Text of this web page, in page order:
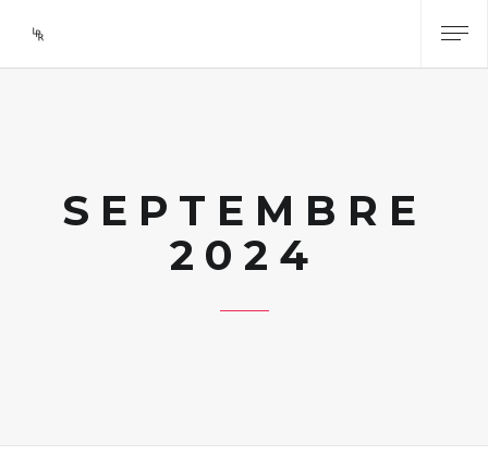
SEPTEMBRE
2024